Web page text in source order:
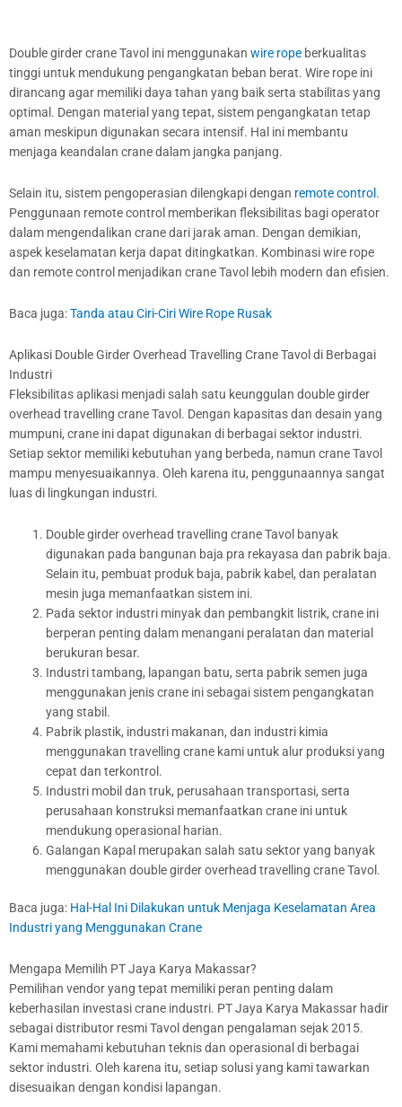
Double girder crane Tavol ini menggunakan wire rope berkualitas
tinggi untuk mendukung pengangkatan beban berat. Wire rope ini
dirancang agar memiliki daya tahan yang baik serta stabilitas yang
optimal. Dengan material yang tepat, sistem pengangkatan tetap
aman meskipun digunakan secara intensif. Hal ini membantu
menjaga keandalan crane dalam jangka panjang.
Selain itu, sistem pengoperasian dilengkapi dengan remote control .
Penggunaan remote control memberikan fleksibilitas bagi operator
dalam mengendalikan crane dari jarak aman. Dengan demikian,
aspek keselamatan kerja dapat ditingkatkan. Kombinasi wire rope
dan remote control menjadikan crane Tavol lebih modern dan efisien.
Baca juga:Tanda atau Ciri-Ciri Wire Rope Rusak
Aplikasi Double Girder Overhead Travelling Crane Tavol di Berbagai
Industri
Fleksibilitas aplikasi menjadi salah satu keunggulan double girder
overhead travelling crane Tavol. Dengan kapasitas dan desain yang
mumpuni, crane ini dapat digunakan di berbagai sektor industri.
Setiap sektor memiliki kebutuhan yang berbeda, namun crane Tavol
mampu menyesuaikannya. Oleh karena itu, penggunaannya sangat
luas di lingkungan industri.
Double girder overhead travelling crane Tavol banyak
digunakan pada bangunan baja pra rekayasa dan pabrik baja.
Selain itu, pembuat produk baja, pabrik kabel, dan peralatan
mesin juga memanfaatkan sistem ini.
Pada sektor industri minyak dan pembangkit listrik, crane ini
berperan penting dalam menangani peralatan dan material
berukuran besar.
Industri tambang, lapangan batu, serta pabrik semen juga
menggunakan jenis crane ini sebagai sistem pengangkatan
yang stabil.
Pabrik plastik, industri makanan, dan industri kimia
menggunakan travelling crane kami untuk alur produksi yang
cepat dan terkontrol.
Industri mobil dan truk, perusahaan transportasi, serta
perusahaan konstruksi memanfaatkan crane ini untuk
mendukung operasional harian.
Galangan Kapal merupakan salah satu sektor yang banyak
menggunakan double girder overhead travelling crane Tavol.
Baca juga: Hal-Hal Ini Dilakukan untuk Menjaga Keselamatan Area
Industri yang Menggunakan Crane
Mengapa Memilih PT Jaya Karya Makassar?
Pemilihan vendor yang tepat memiliki peran penting dalam
keberhasilan investasi crane industri. PT Jaya Karya Makassar hadir
sebagai distributor resmi Tavol dengan pengalaman sejak 2015.
Kami memahami kebutuhan teknis dan operasional di berbagai
sektor industri. Oleh karena itu, setiap solusi yang kami tawarkan
disesuaikan dengan kondisi lapangan.